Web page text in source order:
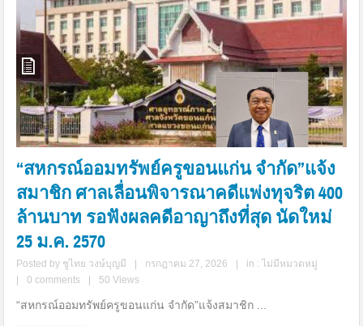
“สหกรณ์ออมทรัพย์ครูขอนแก่น จำกัด”แจ้ง
สมาชิก ศาลเลื่อนพิจารณาคดีแพ่งทุจริต 400
ล้านบาท รอฟังผลคดีอาญาถึงที่สุด นัดใหม่
25 ม.ค. 2570
Posted by ชูไทย วงษ์บุญมี กรกฎาคม 27, 2026 in :ไม่มีหมวดหมู่
0 comments 50 Views
“สหกรณ์ออมทรัพย์ครูขอนแก่น จำกัด”แจ้งสมาชิก ...